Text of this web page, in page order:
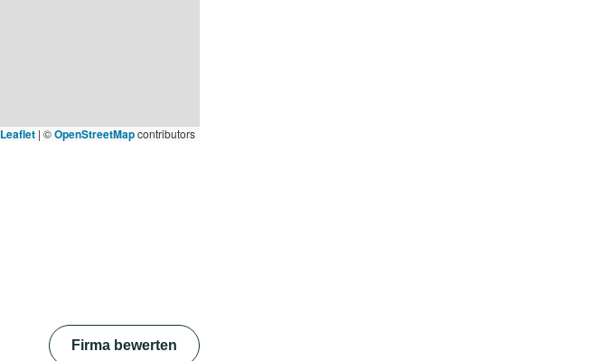
Leaflet | ©OpenStreetMapcontributors
Firma bewerten